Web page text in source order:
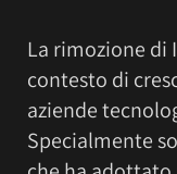
La rimozione di
contesto di
aziende
Specialmente